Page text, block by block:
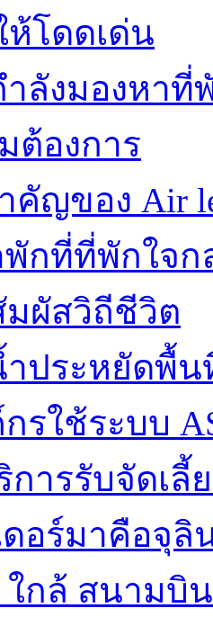
ห้โดดเด่น
ลังมองหาที่
ต้องการ
คัญของ Air
พักที่ที่พักใจก
ผัสวิถีชีวิต
ำประหยัดพื้
กรใช้ระบบ
การรับจัดเลี้
ดอร์มาคือจุ
กล้ สนามบิ